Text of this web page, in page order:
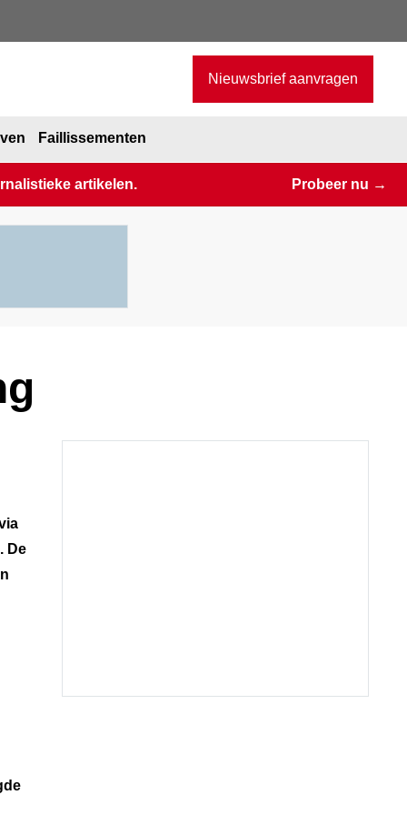
Nieuwsbrief aanvragen
Faillissementen
artikelen. Probeer nu →
De